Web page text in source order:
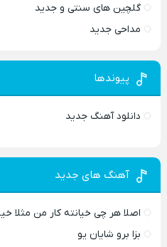
گلچین های سنتی و جدید
مداحی جدید
پیوندها
دانلود آهنگ جدید
آهنگ های جدید
اصلا هر چی خیانته کار من مثلا
بزا برو شایان یو